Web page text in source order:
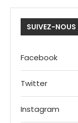
SUIVEZ-NOUS
Facebook
Twitter
Instagram